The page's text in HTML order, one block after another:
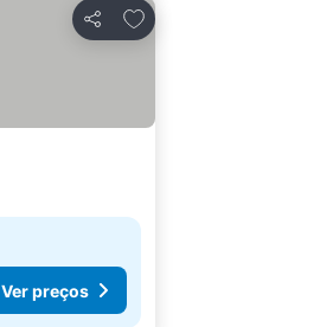
Partilhar
Adicionar aos favoritos
Ver preços